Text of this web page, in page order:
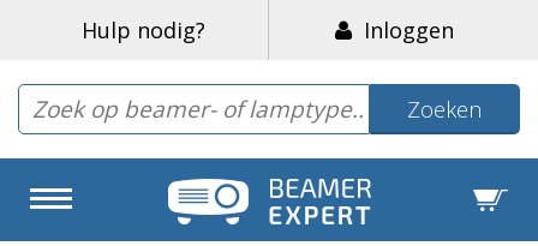
Hulp nodig? Inloggen
Zoeken